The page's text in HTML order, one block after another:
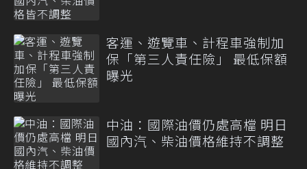
客運、遊覽車、計程車強制加
保「第三人責任險」 最低保額
曝光
中油：國際油價仍處高檔 明日
國內汽、柴油價格維持不調整